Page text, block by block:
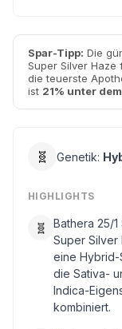
Spar-Tipp: Die
Super Silver Haze
die teuerste
ist 21% unter
🧬 Genetik:
HIGHLIGHTS
🧬
Bathera 25/1
Super Silver
eine Hybrid-
die Sativa-
Indica-
kombiniert.